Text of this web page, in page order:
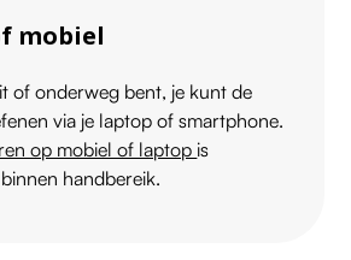
mobiel
of onderweg bent, je kunt de
via je laptop of smartphone.
op mobiel of laptop is
handbereik.